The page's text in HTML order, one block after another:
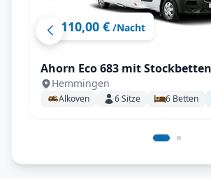
ab 110,00 € /Nacht
Ahorn Eco 683 mit
Doppelbett für 6 Personen
Hemmingen
Alkoven 6Sitze 6 Betten